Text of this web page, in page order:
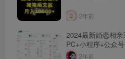
2年前
2024最新婚恋相
PC+小程序+公众
2年前